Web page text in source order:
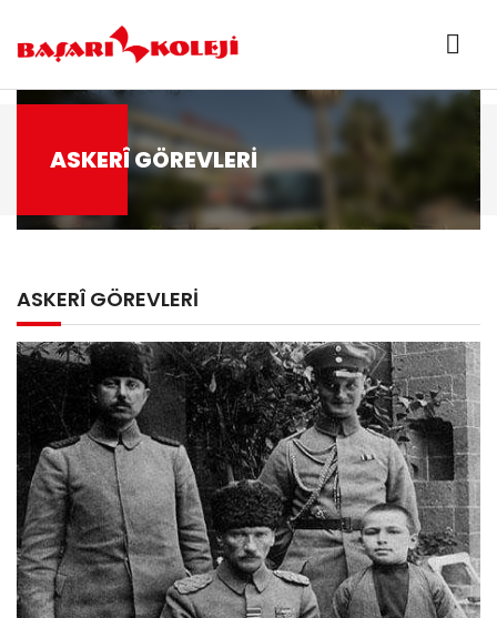
ASKERÎ GÖREVLERİ
ASKERÎ GÖREVLERİ